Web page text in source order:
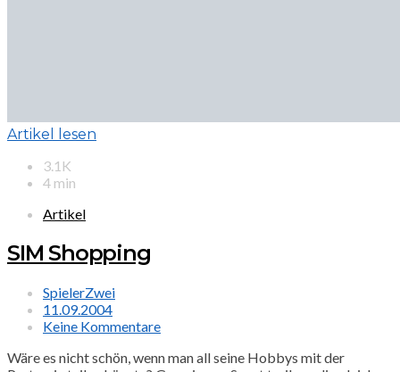
Artikel lesen
3.1K
4 min
Artikel
SIM Shopping
SpielerZwei
11.09.2004
Keine Kommentare
Wäre es nicht schön, wenn man all seine Hobbys mit der